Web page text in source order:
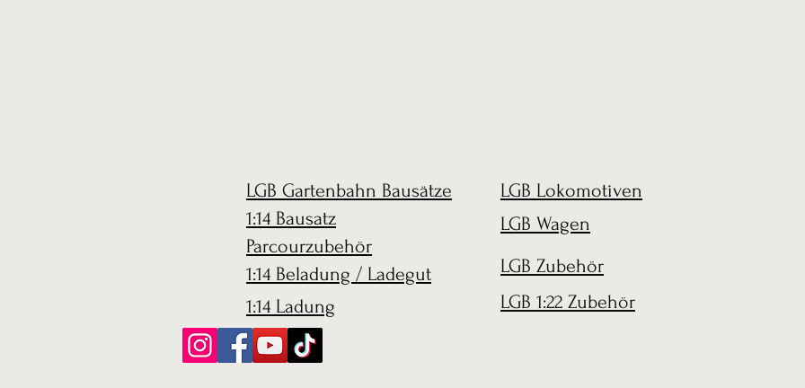
LGB Gartenbahn Bausätze
1:14 Bausatz
Parcourzubehör
1:14 Beladung / Ladegut
1:14 Ladung
LGB Lokomotiven
LGB Wagen
LGB Zubehör
LGB 1:22 Zubehör